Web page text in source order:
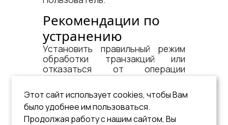
Рекомендации по
устранению
Установить правильный режим
обработки транзакций или
отказаться от операции
См. документ:
«Архитектура СУБД»;
Этот сайт использует cookies, чтобы Вам
было удобнее им пользоваться.
Продолжая работу с нашим сайтом, Вы